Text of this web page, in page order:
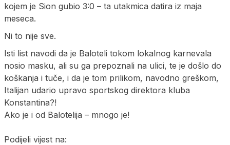
kojem je Sion gubio 3:0 – ta utakmica datira iz maja
meseca.
Ni to nije sve.
Isti list navodi da je Baloteli tokom lokalnog karnevala
nosio masku, ali su ga prepoznali na ulici, te je došlo do
koškanja i tuče, i da je tom prilikom, navodno greškom,
Italijan udario upravo sportskog direktora kluba
Konstantina?!
Ako je i od Balotelija – mnogo je!
Podijeli vijest na: